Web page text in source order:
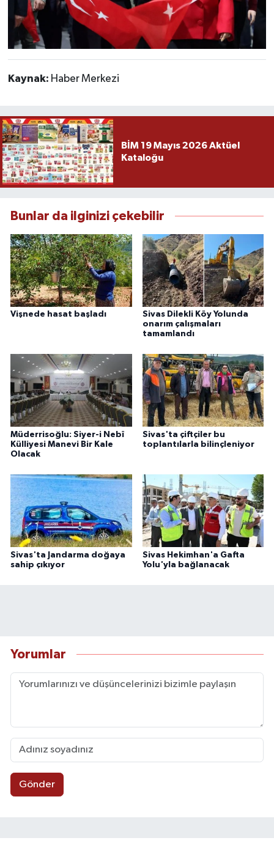
Kaynak: Haber Merkezi
BİM 19 Mayıs 2026 Aktüel
Kataloğu
Bunlar da ilginizi çekebilir
Vişnede hasat başladı
Sivas Dilekli Köy Yolunda
onarım çalışmaları
tamamlandı
Müderrisoğlu: Siyer-i Nebî
Külliyesi Manevi Bir Kale
Olacak
Sivas'ta çiftçiler bu
toplantılarla bilinçleniyor
Sivas'ta Jandarma doğaya
sahip çıkıyor
Sivas Hekimhan'a Gafta
Yolu'yla bağlanacak
Yorumlar
Gönder